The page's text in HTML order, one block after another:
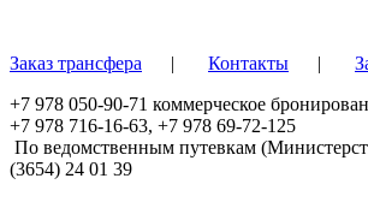
Заказ трансфера | Контакты |
+7 978 050-90-71 коммерческое
+7 978 716-16-63, +7 978 69-72-125
По ведомственным путевкам
(3654) 24 01 39